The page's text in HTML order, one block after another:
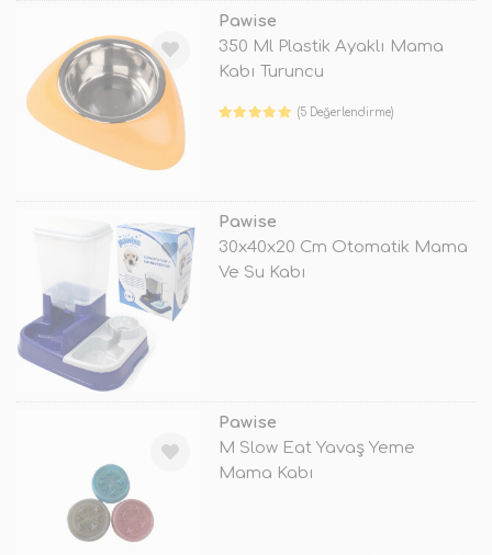
Pawise
350 Ml Plastik Ayaklı Mama
Kabı Turuncu
(5 Değerlendirme)
Pawise
30x40x20 Cm Otomatik Mama
Ve Su Kabı
Pawise
M Slow Eat Yavaş Yeme
Mama Kabı